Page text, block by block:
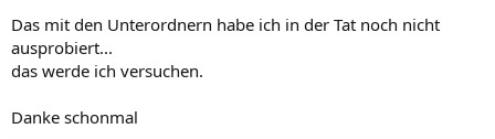
Das mit den Unterordnern habe ich in der Tat noch nicht
ausprobiert...
das werde ich versuchen.
Danke schonmal